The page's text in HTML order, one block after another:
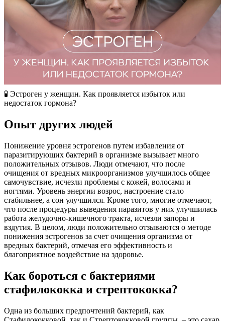
🧪​ Эстроген у женщин. Как проявляется избыток или
недостаток гормона?
Опыт других людей
Понижение уровня эстрогенов путем избавления от
паразитирующих бактерий в организме вызывает много
положительных отзывов. Люди отмечают, что после
очищения от вредных микроорганизмов улучшилось общее
самочувствие, исчезли проблемы с кожей, волосами и
ногтями. Уровень энергии возрос, настроение стало
стабильнее, а сон улучшился. Кроме того, многие отмечают,
что после процедуры выведения паразитов у них улучшилась
работа желудочно-кишечного тракта, исчезли запоры и
вздутия. В целом, люди положительно отзываются о методе
понижения эстрогенов за счет очищения организма от
вредных бактерий, отмечая его эффективность и
благоприятное воздействие на здоровье.
Как бороться с бактериями
стафилококка и стрептококка?
Одна из больших предпочтений бактерий, как